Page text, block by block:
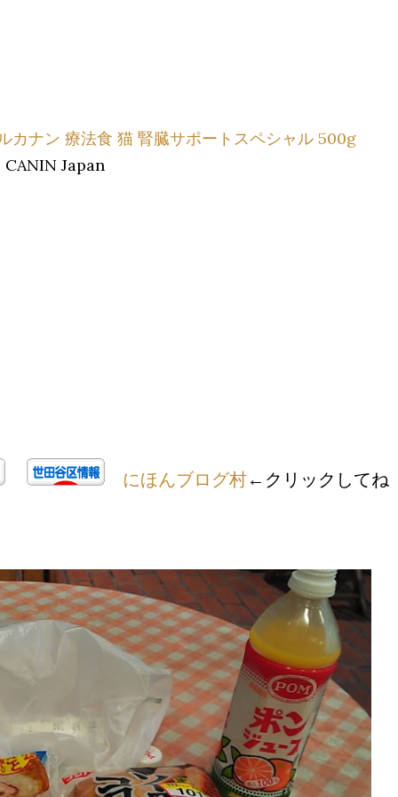
カナン 療法食 猫 腎臓サポートスペシャル 500g
CANIN Japan
にほんブログ村←クリックしてね